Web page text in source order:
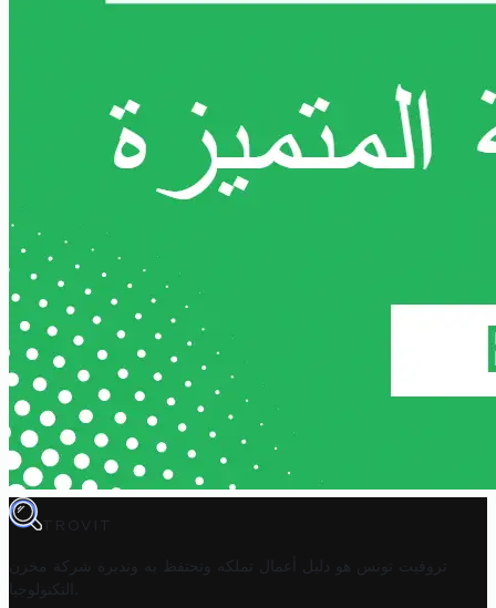
TROVIT
تروفيت تونس هو دليل أعمال تملكه وتحتفظ به وتديره
شركة مخزن
التكنولوجيا